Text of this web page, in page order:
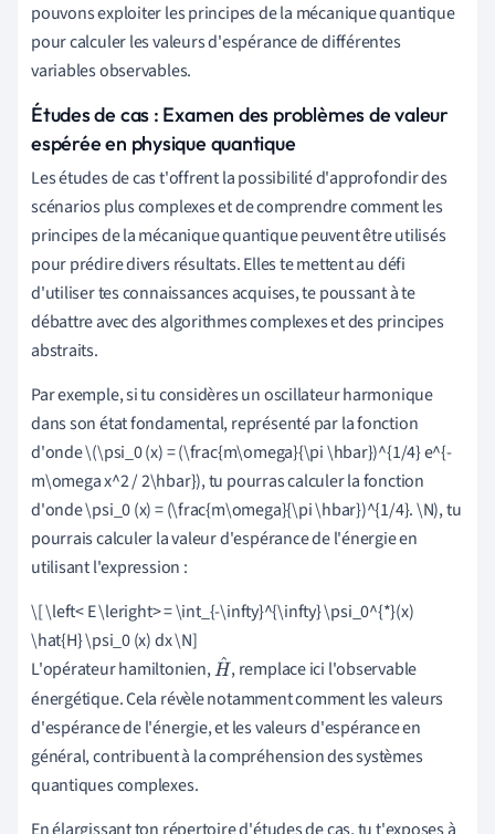
pouvons exploiter les principes de la mécanique quantique
pour calculer les valeurs d'espérance de différentes
variables observables.
Études de cas : Examen des problèmes de valeur
espérée en physique quantique
Les études de cas t'offrent la possibilité d'approfondir des
scénarios plus complexes et de comprendre comment les
principes de la mécanique quantique peuvent être utilisés
pour prédire divers résultats. Elles te mettent au défi
d'utiliser tes connaissances acquises, te poussant à te
débattre avec des algorithmes complexes et des principes
abstraits.
Par exemple, si tu considères un oscillateur harmonique
dans son état fondamental, représenté par la fonction
d'onde \(\psi_0 (x) = (\frac{m\omega}{\pi \hbar})^{1/4} e^{-
m\omega x^2 / 2\hbar}), tu pourras calculer la fonction
d'onde \psi_0 (x) = (\frac{m\omega}{\pi \hbar})^{1/4}. \N), tu
pourrais calculer la valeur d'espérance de l'énergie en
utilisant l'expression :
\[ \left< E \leright> = \int_{-\infty}^{\infty} \psi_0^{*}(x)
\hat{H} \psi_0 (x) dx \N]
L'opérateur hamiltonien,H
^
, remplace ici l'observable
énergétique. Cela révèle notamment comment les valeurs
d'espérance de l'énergie, et les valeurs d'espérance en
général, contribuent à la compréhension des systèmes
quantiques complexes.
En élargissant ton répertoire d'études de cas, tu t'exposes à